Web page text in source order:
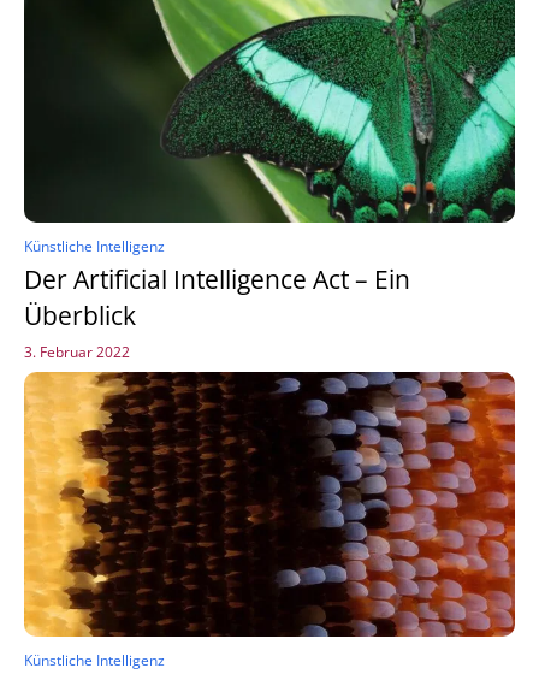
Künstliche Intelligenz
Der Artificial Intelligence Act – Ein
Überblick
3. Februar 2022
Künstliche Intelligenz